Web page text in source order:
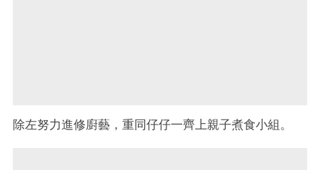
除左努力進修廚藝，重同仔仔一齊上親子煮食小組。